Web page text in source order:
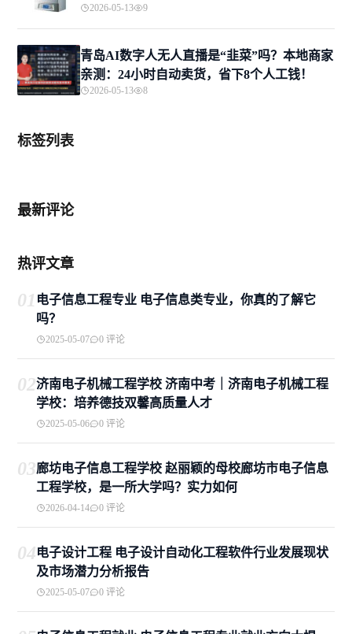
2026-05-13 9
青岛AI数字人无人直播是“韭菜”吗？本地商家
亲测：24小时自动卖货，省下8个人工钱！
2026-05-13 8
标签列表
最新评论
热评文章
01 电子信息工程专业 电子信息类专业，你真的了解它
吗？
2025-05-07 0 评论
02济南电子机械工程学校 济南中考｜济南电子机械工程
学校：培养德技双馨高质量人才
2025-05-06 0 评论
03廊坊电子信息工程学校 赵丽颖的母校廊坊市电子信息
工程学校，是一所大学吗？实力如何
2026-04-14 0 评论
04电子设计工程 电子设计自动化工程软件行业发展现状
及市场潜力分析报告
2025-05-07 0 评论